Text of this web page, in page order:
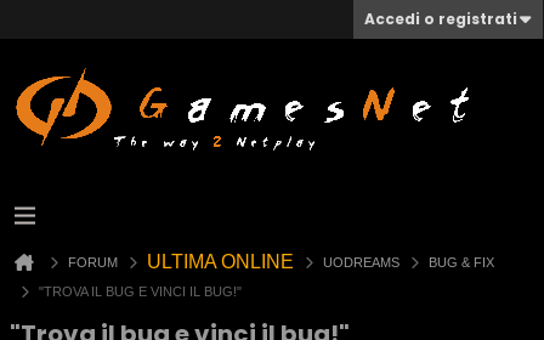
Accedi o registrati
FORUM ULTIMA ONLINE UODREAMS
BUG & FIX
"TROVA IL BUG E VINCI IL BUG!"